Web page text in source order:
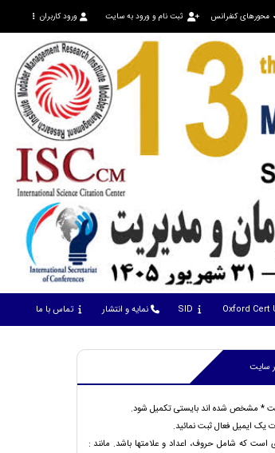
محورهای کنفرانس ثبت نام و ورود به سایت ورود کاربران
Oxford Cert
SID نمایه و انتشار تماس با ما
سایت
* مشخص شده اند بایستی تکمیل شود.
یک ایمیل فعال ثبت نمائید.
است که شامل حروف، اعداد و علامتها باشد. مانند :